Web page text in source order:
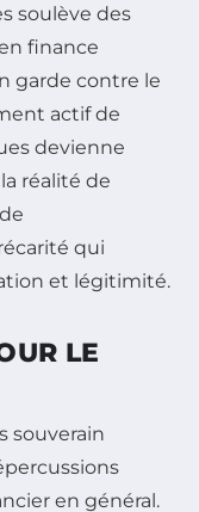
soulève des
finance
garde contre le
actif de
devienne
réalité de
qui
et légitimité.
LE
souverain
en général.